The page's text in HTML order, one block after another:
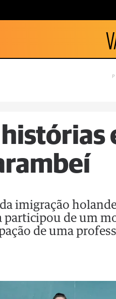
imigração
participou de um
de uma